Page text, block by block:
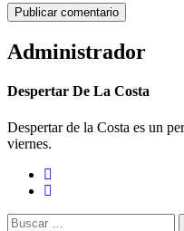
Administrador
Despertar De La Costa
Despertar de la Costa es un
viernes.
Buscar: